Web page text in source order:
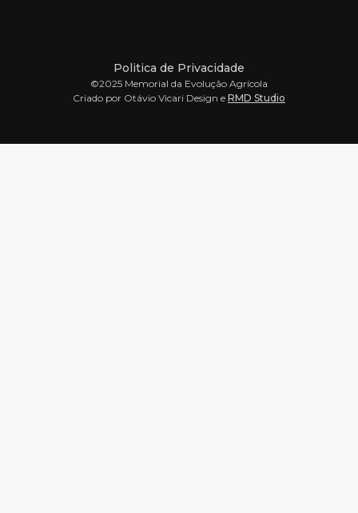
Politica de Privacidade
©2025 Memorial da Evolução Agrícola
Criado por Otávio Vicari Design e RMD Studio